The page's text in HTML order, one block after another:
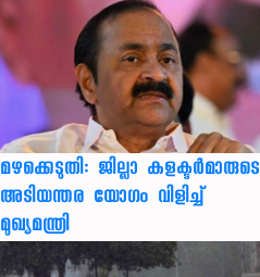
മഴക്കെടുതി: ജില്ലാ കളക്ടർമാരുടെ
അടിയന്തര യോഗം വിളിച്ച്
മുഖ്യമന്ത്രി